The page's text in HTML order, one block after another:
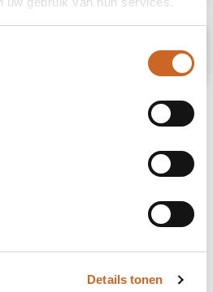
Details tonen